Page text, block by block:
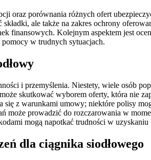
oraz porównania różnych ofert
ale także na zakres ochrony
finansowych. Kolejnym aspektem jest
w trudnych sytuacjach.
i przemyślenia. Niestety, wiele osób
skutkować wyborem oferty, która nie
się z warunkami umowy; niektóre polisy
prowadzić do rozczarowania w
mogą napotkać trudności w
dla ciągnika siodłowego